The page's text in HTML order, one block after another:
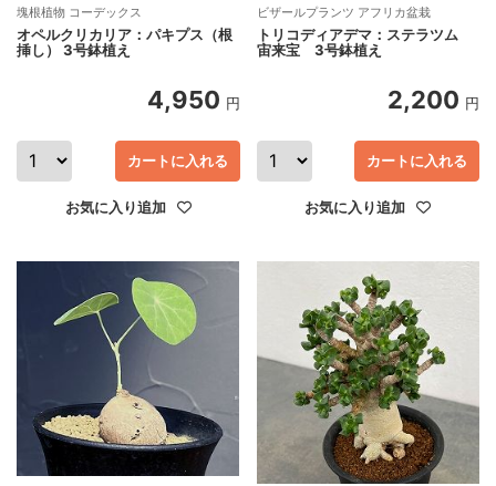
塊根植物 コーデックス
オペルクリカリア：パキプス（根
挿し） 3号鉢植え
4,950 円
カートに入れる
お気に入り追加
ビザールプランツ アフリカ盆栽
トリコディアデマ：ステラツム
宙来宝 3号鉢植え
2,200 円
カートに入れる
お気に入り追加